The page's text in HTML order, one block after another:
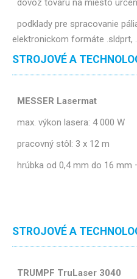
podklady pre spracovanie
elektronickom formáte .sldprt,
STROJOVÉ A
MESSER Lasermat
max. výkon lasera: 4 000 W
pracovný stôl: 3 x 12 m
hrúbka od 0,4 mm do 16
STROJOVÉ A
TRUMPF TruLaser 3040